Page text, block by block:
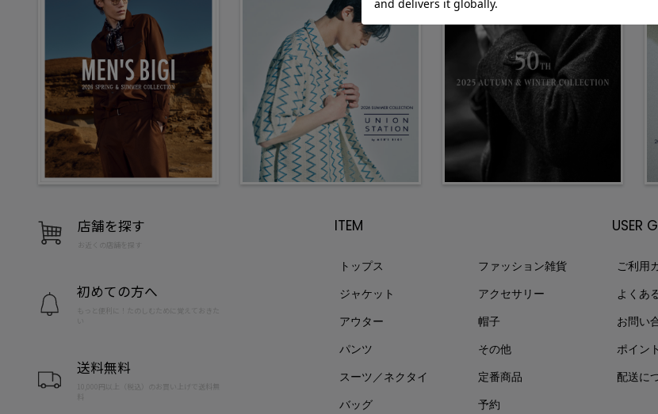
店舗を探す
お近くの店舗を探す
初めての方へ
もっと便利に！たのしむために覚えておきた
送料無料
10,000円以上（税込）のお買い上げで送料無
料
ITEM
トップス
ジャケット
アウター
パンツ
スーツ／ネクタイ
バッグ
ファッション雑貨
アクセサリー
帽子
その他
定番商品
予約
USER
ご利用
よくあ
お問い
ポイン
配送に